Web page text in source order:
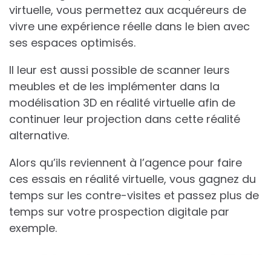
virtuelle, vous permettez aux acquéreurs de
vivre une expérience réelle dans le bien avec
ses espaces optimisés.
Il leur est aussi possible de scanner leurs
meubles et de les implémenter dans la
modélisation 3D en réalité virtuelle afin de
continuer leur projection dans cette réalité
alternative.
Alors qu’ils reviennent à l’agence pour faire
ces essais en réalité virtuelle, vous gagnez du
temps sur les contre-visites et passez plus de
temps sur votre prospection digitale par
exemple.